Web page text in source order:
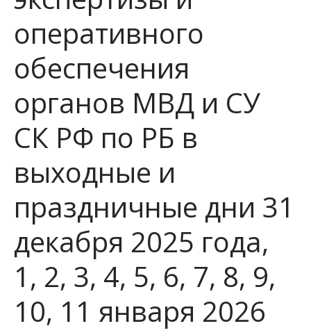
оперативного
обеспечения
органов МВД и СУ
СК РФ по РБ в
выходные и
праздничные дни 31
декабря 2025 года,
1, 2, 3, 4, 5, 6, 7, 8, 9,
10, 11 января 2026